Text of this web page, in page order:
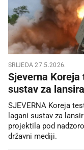
SRIJEDA 27.5.2026.
Sjeverna
sustav za
SJEVERNA Koreja
lagani sustav za
projektila pod
državni mediji.